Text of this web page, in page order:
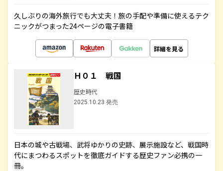
久しぶりの海外旅行でも大丈夫！旅の手配や準備に使えるテク
ニックがつまった24ページの電子書籍
詳細を見る
Ｈ０１ 戦国
歴史時代
2025.10.23 発売
日本の城や古戦場、武将ゆかりの史跡、展示施設など、戦国時
代にまつわるスポットを徹底ガイドする歴史ファン必携の一
冊。